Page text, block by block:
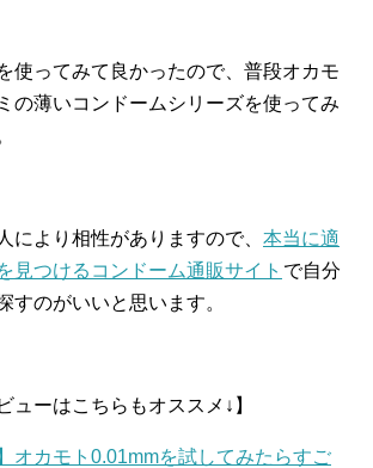
使ってみて良かったので、普段オカモ
の薄いコンドームシリーズを使ってみ
により相性がありますので、 本当に適
見つけるコンドーム通販サイト で自分
すのがいいと思います。
ューはこちらもオススメ↓】
オカモト0.01mmを試してみたらすご